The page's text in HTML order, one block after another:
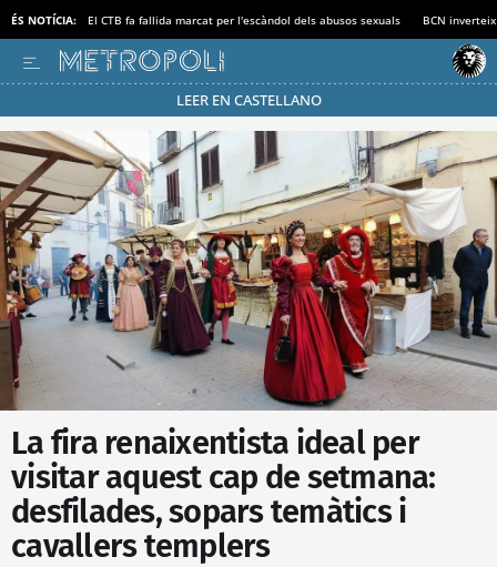
ÉS NOTÍCIA: El CTB fa fallida marcat per l'escàndol dels abusos sexuals BCN
LEER EN CASTELLANO
Passa’t al mode estalvi
La fira renaixentista ideal per
visitar aquest cap de setmana:
desfilades, sopars temàtics i
cavallers templers